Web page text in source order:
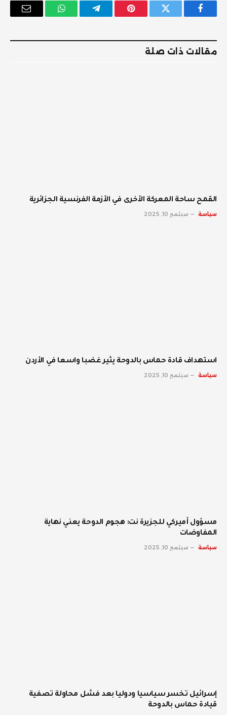
فيسبوك تويتر بينتيريستتيلقرام واتساب
البريد
مقالات ذات صلة
القمح ساحة المعركة الأخرى في الأزمة الفرنسية الجزائرية
سياسة سبتمبر 10, 2025
استهداف قادة حماس بالدوحة يثير غضبا واسعا في الأردن
سياسة سبتمبر 10, 2025
مسؤول أميركي للجزيرة نت: هجوم الدوحة يعني نهاية
المفاوضات
سياسة سبتمبر 10, 2025
إسرائيل تخسر سياسيا ودوليا بعد فشل محاولة تصفية
قيادة حماس بالدوحة